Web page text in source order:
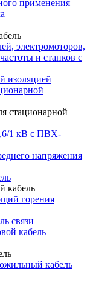
применения
электромоторов,
и станков с
изоляцией
стационарной
1 кВ с ПВХ-
напряжения
кабель
горения
связи
кабель
кабель